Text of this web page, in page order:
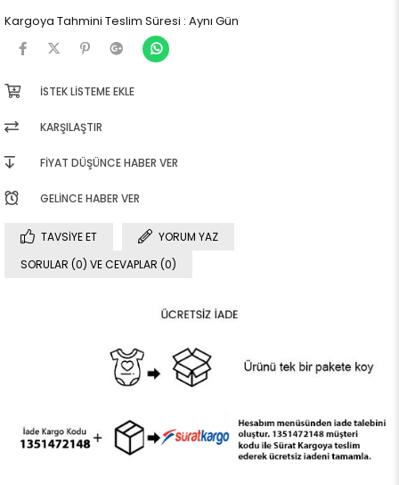
Kargoya Tahmini Teslim Süresi : Aynı Gün
İSTEK LISTEME EKLE
KARŞILAŞTIR
FIYAT DÜŞÜNCE HABER VER
GELINCE HABER VER
TAVSIYE ET
YORUM YAZ
SORULAR (0) VE CEVAPLAR (0)